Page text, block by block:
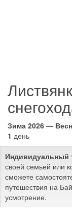
Зима 2026 —
1 день
Индивидуальный
своей семьей или
сможете
путешествия на
усмотрение.